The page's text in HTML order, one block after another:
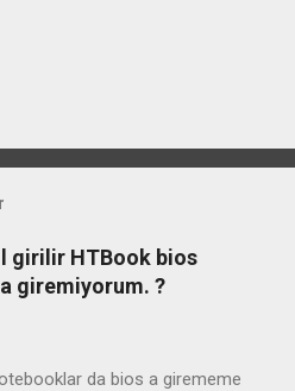
girilir HTBook bios
giremiyorum. ?
da bios a girememe